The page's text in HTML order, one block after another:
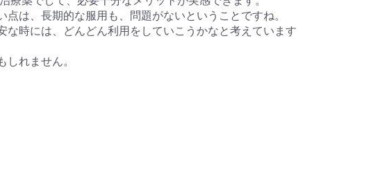
は、長期的な服用も、問題がないということですね。
時には、どんどん利用をしていこうかなと考えています
れません。